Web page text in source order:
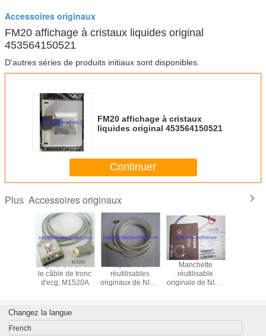
Accessoires originaux
FM20 affichage à cristaux liquides original
453564150521
D'autres séries de produits initiaux sont disponibles.
FM20 affichage à cristaux
liquides original 453564150521
Continuer
Plus Accessoires originaux
original 5 mènent
le câble de tronc
d'ecg, M1520A
Tuyaux d'air
réutilisables
originaux de NIBP,
Manchette
réutilisable
originale de NIBP,
Changez la langue
French